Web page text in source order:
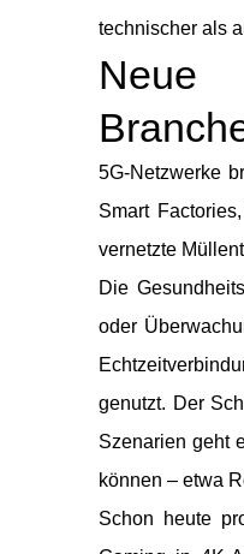
technischer als
5G-Netzwerke
Smart
vernetzte
Die
oder
genutzt. Der
Szenarien geht
können – etwa
Schon heute